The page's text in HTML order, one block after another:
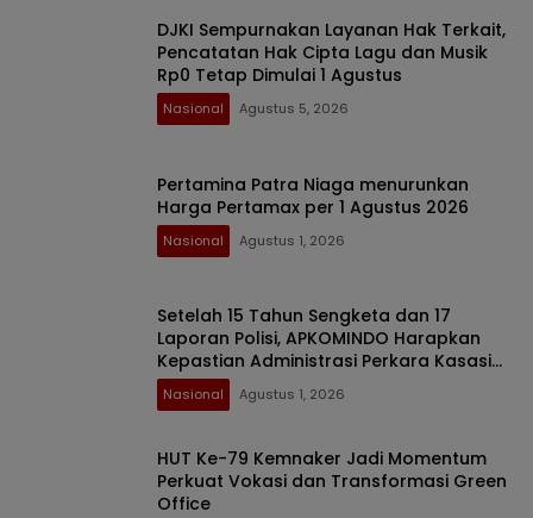
DJKI Sempurnakan Layanan Hak Terkait,
Pencatatan Hak Cipta Lagu dan Musik
Rp0 Tetap Dimulai 1 Agustus
Nasional Agustus 5, 2026
Pertamina Patra Niaga menurunkan
Harga Pertamax per 1 Agustus 2026
Nasional Agustus 1, 2026
Setelah 15 Tahun Sengketa dan 17
Laporan Polisi, APKOMINDO Harapkan
Kepastian Administrasi Perkara Kasasi
Nomor 431 K/TUN/2026
Nasional Agustus 1, 2026
HUT Ke-79 Kemnaker Jadi Momentum
Perkuat Vokasi dan Transformasi Green
Office